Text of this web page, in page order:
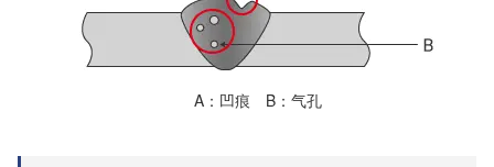
A 凹痕 B 气孔